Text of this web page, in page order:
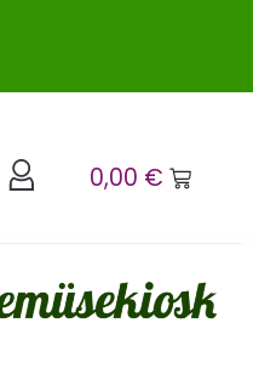
0,00 €